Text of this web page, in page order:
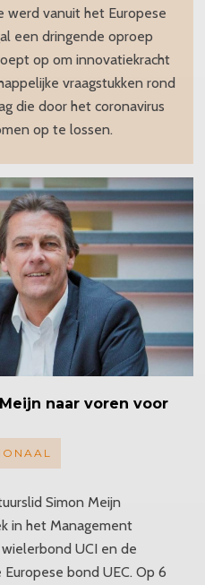
werd vanuit het Europese
een dringende oproep
op om innovatiekracht
vraagstukken rond
die door het coronavirus
op te lossen.
naar voren voor
Simon Meijn
in het Management
UCI en de
bond UEC. Op 6